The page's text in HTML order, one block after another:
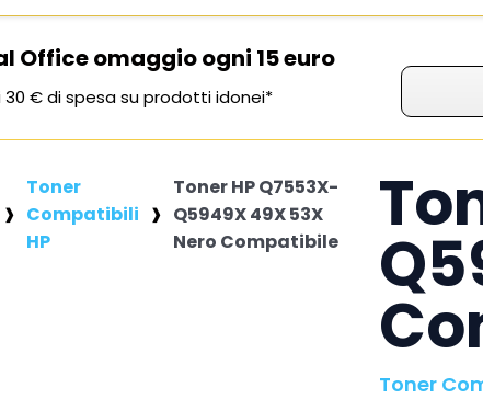
Office omaggio ogni 15 euro
€ di spesa su prodotti idonei*
Toner
Compatibili
HP
Toner HP Q7553X-
Q5949X 49X 53X
Nero Compatibile
Toner